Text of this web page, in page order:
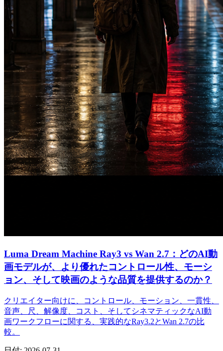
Luma Dream Machine Ray3 vs Wan 2.7：どのAI動
画モデルが、より優れたコントロール性、モーシ
ョン、そして映画のような品質を提供するのか？
クリエイター向けに、コントロール、モーション、一貫性、
音声、尺、解像度、コスト、そしてシネマティックなAI動
画ワークフローに関する、実践的なRay3.2とWan 2.7の比
較。